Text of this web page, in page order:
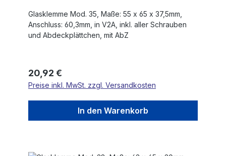
Glasklemme Mod. 35, Maße: 55 x 65 x 37,5mm,
Anschluss: 60,3mm, in V2A, inkl. aller Schrauben
und Abdeckplättchen, mit AbZ
Regulärer Preis:
20,92 €
Preise inkl. MwSt. zzgl. Versandkosten
In den Warenkorb